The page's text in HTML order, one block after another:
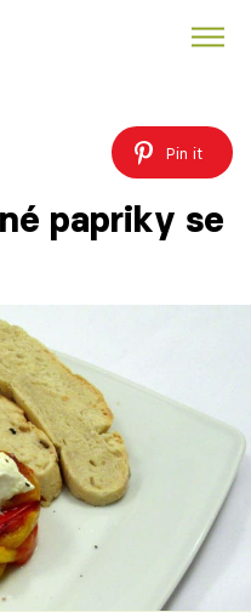
Pin it
papriky se